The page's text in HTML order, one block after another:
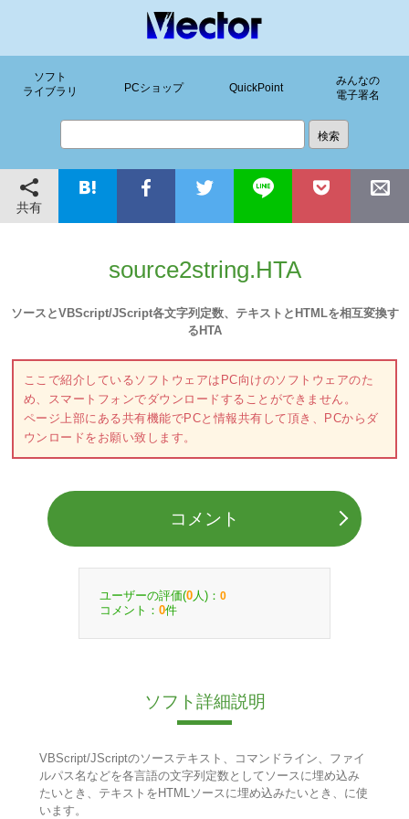
ソフト
ライブラリ
PCショップ QuickPoint
みんなの
電子署名
共有
source2string.HTA
ソースとVBScript/JScript各文字列定数、テキストとHTMLを相互変換す
るHTA
ここで紹介しているソフトウェアはPC向けのソフトウェアのた
め、スマートフォンでダウンロードすることができません。
ページ上部にある共有機能でPCと情報共有して頂き、PCからダ
ウンロードをお願い致します。
コメント
ユーザーの評価(0 人)： 0
コメント： 0件
ソフト詳細説明
VBScript/JScriptのソーステキスト、コマンドライン、ファイ
ルパス名などを各言語の文字列定数としてソースに埋め込み
たいとき、テキストをHTMLソースに埋め込みたいとき、に使
います。